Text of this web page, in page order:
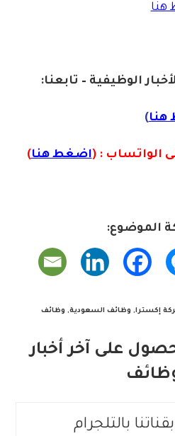
الوظيفية – تابعنا:
)
الواتساب : (اضغط هنا)
الموضوع:
إكسترا, وظائف السعودية, وظائف
على آخر أخبار
بالتلجرام